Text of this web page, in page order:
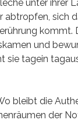
unter ihrer
sich
und
sie tagein
bleibt die
der